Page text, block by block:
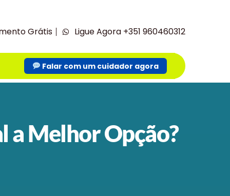
Grátis Ligue Agora +351 960460312
Falar com um cuidador agora
a Melhor Opção?